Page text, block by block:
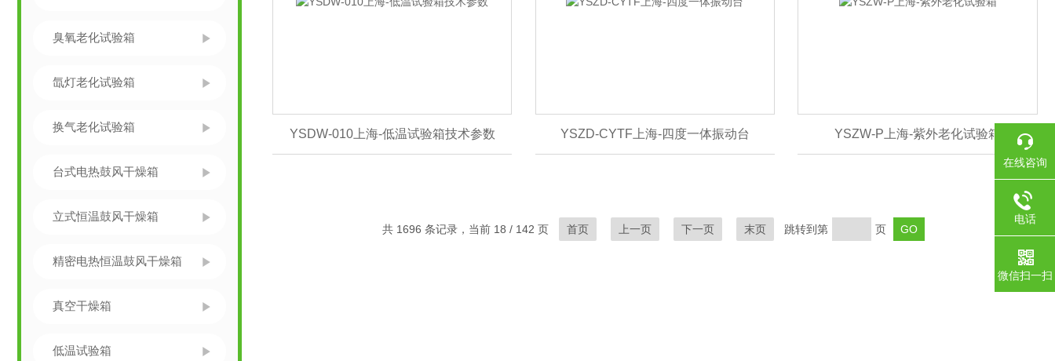
臭氧老化试验箱
氙灯老化试验箱
换气老化试验箱
台式电热鼓风干燥箱
立式恒温鼓风干燥箱
精密电热恒温鼓风干燥箱
真空干燥箱
低温试验箱
YSDW-010上海-低温试验箱技术参数 YSZD-CYTF上海-四度一体振动台 YSZW-P上海-紫外老化试验箱
共 1696 条记录，当前 18 / 142 页 首页 上一页 下一页 末页 跳转到第 页
在线咨询
电话
微信扫一扫